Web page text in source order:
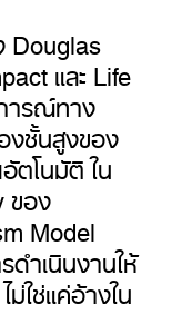
Douglas
และ Life
ารณ์ทาง
งชั้นสูงของ
ตโนมัติ ใน
ของ
Model
ำเนินงานให้
ใช่แค่อ้างใน